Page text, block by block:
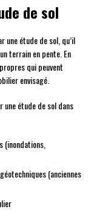
de sol
une étude de sol, qu’il
terrain en pente. En
qui peuvent
envisagé.
étude de sol dans
(inondations,
(anciennes